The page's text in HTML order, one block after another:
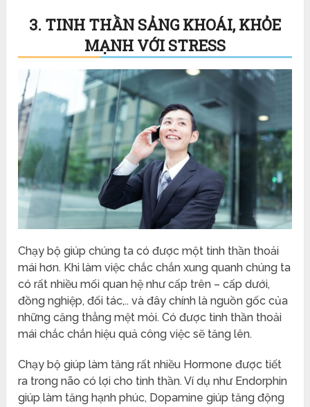
3. TINH THẦN SẢNG KHOÁI, KHỎE
MẠNH VỚI STRESS
Chạy bộ giúp chúng ta có được một tinh thần thoải
mái hơn. Khi làm việc chắc chắn xung quanh chúng ta
có rất nhiều mối quan hệ như cấp trên – cấp dưới,
đồng nghiệp, đối tác,.. và đây chính là nguồn gốc của
những căng thẳng mệt mỏi. Có được tinh thần thoải
mái chắc chắn hiệu quả công việc sẽ tăng lên.
Chạy bộ giúp làm tăng rất nhiều Hormone được tiết
ra trong não có lợi cho tinh thần. Ví dụ như Endorphin
giúp làm tăng hạnh phúc, Dopamine giúp tăng động